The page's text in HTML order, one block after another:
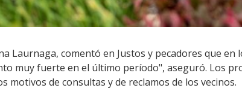
Laurnaga, comentó en Justos y pecadores que en
muy fuerte en el último período", aseguró. Los
motivos de consultas y de reclamos de los vecinos.